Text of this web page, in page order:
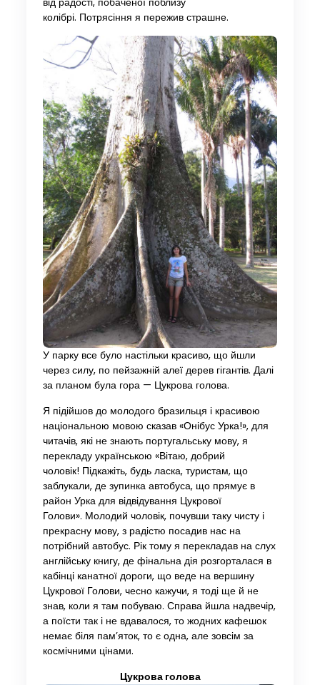
від радості, побаченої поблизу
колібрі. Потрясіння я пережив страшне.
У парку все було настільки красиво, що йшли
через силу, по пейзажній алеї дерев гігантів. Далі
за планом була гора — Цукрова голова.
Я підійшов до молодого бразильця і ​​красивою
національною мовою сказав «Онібус Урка!», для
читачів, які не знають португальську мову, я
перекладу українською «Вітаю, добрий
чоловік! Підкажіть, будь ласка, туристам, що
заблукали, де зупинка автобуса, що прямує в
район Урка для відвідування Цукрової
Голови». Молодий чоловік, почувши таку чисту і
прекрасну мову, з радістю посадив нас на
потрібний автобус. Рік тому я перекладав на слух
англійську книгу, де фінальна дія розгорталася в
кабінці канатної дороги, що веде на вершину
Цукрової Голови, чесно кажучи, я тоді ще й не
знав, коли я там побуваю. Справа йшла надвечір,
а поїсти так і не вдавалося, то жодних кафешок
немає біля пам’яток, то є одна, але зовсім за
космічними цінами.
Цукрова голова